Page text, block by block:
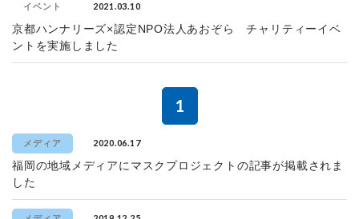
イベント 2021.03.10
京都ハンナリーズ×認定NPO法人あおぞら チャリティーイベ
ントを実施しました
1
メディア 2020.06.17
福岡の地域メディアにマスクプロジェクトの記事が掲載されま
した